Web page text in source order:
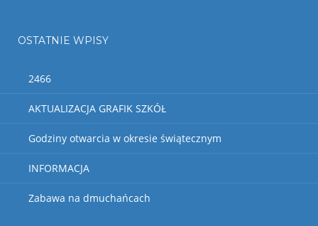
OSTATNIE WPISY
2466
AKTUALIZACJA GRAFIK SZKÓŁ
Godziny otwarcia w okresie świątecznym
INFORMACJA
Zabawa na dmuchańcach